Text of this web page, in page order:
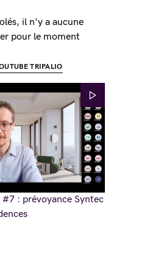
il n'y a aucune
pour le moment
TRIPALIO
: prévoyance Syntec